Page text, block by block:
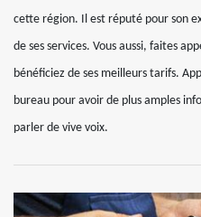
cette région. Il est réputé pour son
de ses services. Vous aussi, faites
bénéficiez de ses meilleurs tarifs.
bureau pour avoir de plus amples
parler de vive voix.